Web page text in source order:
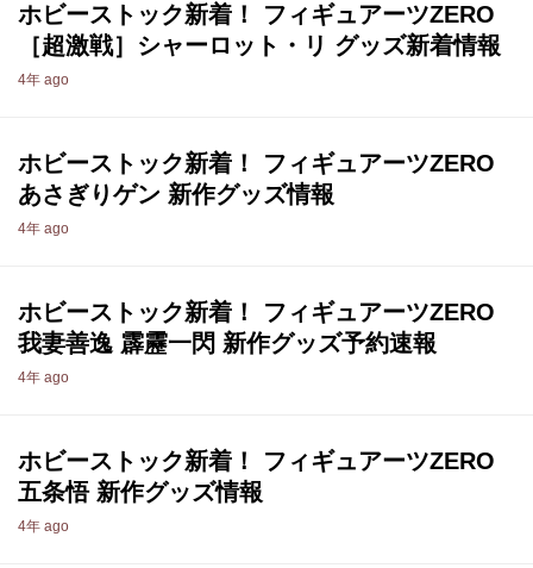
ホビーストック新着！ フィギュアーツZERO
［超激戦］シャーロット・リ グッズ新着情報
4年 ago
ホビーストック新着！ フィギュアーツZERO
あさぎりゲン 新作グッズ情報
4年 ago
ホビーストック新着！ フィギュアーツZERO
我妻善逸 霹靂一閃 新作グッズ予約速報
4年 ago
ホビーストック新着！ フィギュアーツZERO
五条悟 新作グッズ情報
4年 ago